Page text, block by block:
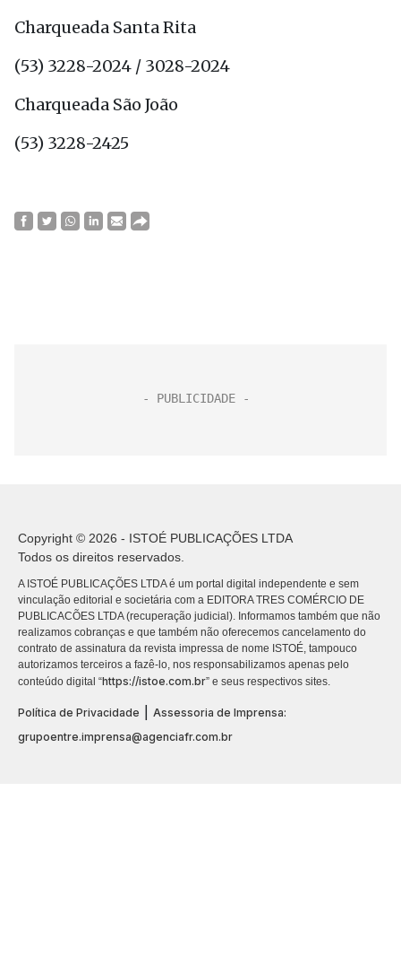
Charqueada Santa Rita
(53) 3228-2024 / 3028-2024
Charqueada São João
(53) 3228-2425
Copyright © 2026 - ISTOÉ PUBLICAÇÕES LTDA
Todos os direitos reservados.
A ISTOÉ PUBLICAÇÕES LTDA é um portal digital independente e sem
vinculação editorial e societária com a EDITORA TRES COMÉRCIO DE
PUBLICACÕES LTDA (recuperação judicial). Informamos também que não
realizamos cobranças e que também não oferecemos cancelamento do
contrato de assinatura da revista impressa de nome ISTOÉ, tampouco
autorizamos terceiros a fazê-lo, nos responsabilizamos apenas pelo
conteúdo digital “https://istoe.com.br” e seus respectivos sites.
Política de Privacidade
Assessoria de Imprensa:
grupoentre.imprensa@agenciafr.com.br